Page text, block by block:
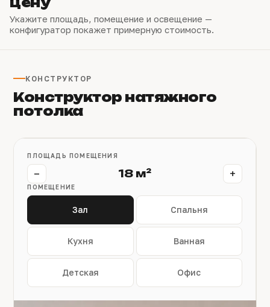
Укажите площадь, помещение и освещение —
конфигуратор покажет примерную стоимость.
КОНСТРУКТОР
Конструктор натяжного
потолка
ПЛОЩАДЬ ПОМЕЩЕНИЯ
− 18 м² +
ПОМЕЩЕНИЕ
Зал Спальня
Кухня Ванная
Детская Офис